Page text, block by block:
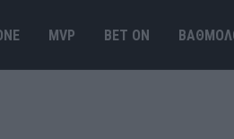
MVP BET ΟΝ